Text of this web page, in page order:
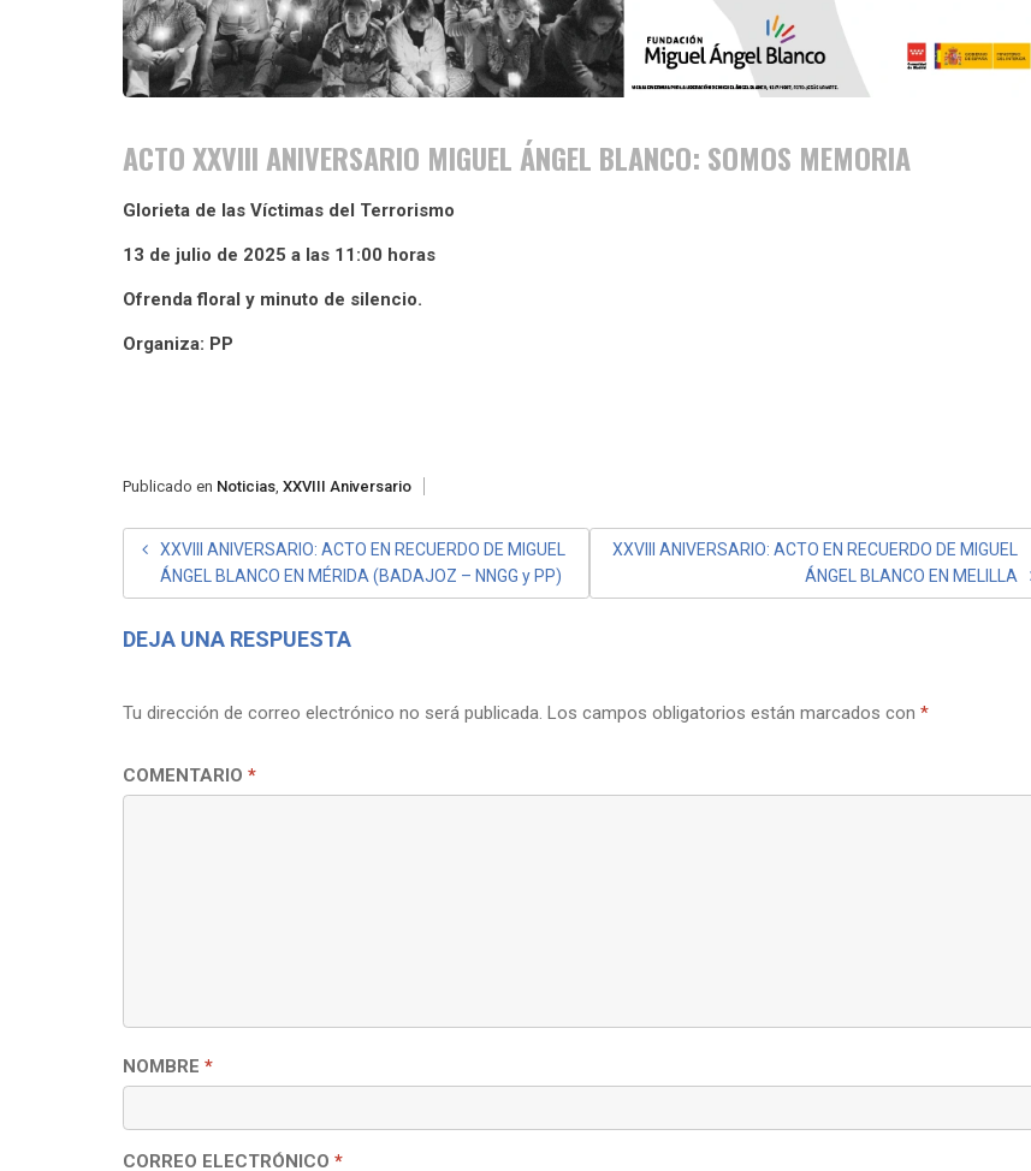
ACTO XXVIII ANIVERSARIO MIGUEL ÁNGEL BLANCO: SOMOS MEMORIA
Glorieta de las Víctimas del Terrorismo
13 de julio de 2025 a las 11:00 horas
Ofrenda floral y minuto de silencio.
Organiza: PP
Publicado en Noticias, XXVIII Aniversario
NAVEGACIÓN
DE
ENTRADAS
XXVIII ANIVERSARIO: ACTO EN RECUERDO DE MIGUEL
ÁNGEL BLANCO EN MÉRIDA (BADAJOZ – NNGG y PP)
XXVIII ANIVERSARIO: ACTO EN RECUERDO DE MIGUEL
ÁNGEL BLANCO EN MELILLA
DEJA UNA RESPUESTA
Tu dirección de correo electrónico no será publicada. Los campos obligatorios están marcados con *
COMENTARIO *
NOMBRE *
CORREO ELECTRÓNICO *